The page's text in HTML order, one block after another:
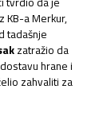
KB-a Merkur,
tadašnje
zatražio da
hrane i
zahvaliti za